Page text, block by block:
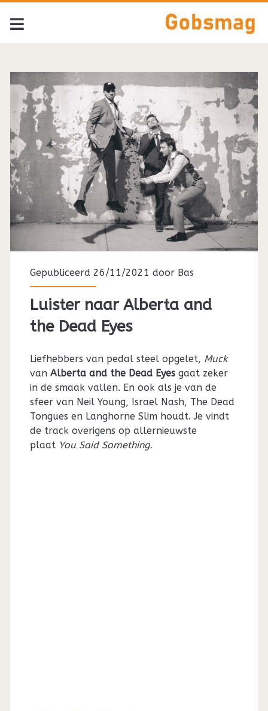
Gepubliceerd 26/11/2021 door Bas
Luister naar Alberta and
the Dead Eyes
Liefhebbers van pedal steel opgelet, Muck
van Alberta and the Dead Eyesgaat zeker
in de smaak vallen. En ook als je van de
sfeer van Neil Young, Israel Nash, The Dead
Tongues en Langhorne Slim houdt. Je vindt
de track overigens op allernieuwste
plaat You Said Something.